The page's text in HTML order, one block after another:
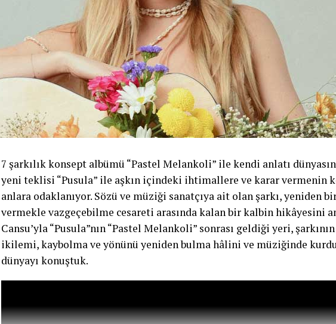
7 şarkılık konsept albümü “Pastel Melankoli” ile kendi anlatı
yeni teklisi “Pusula” ile aşkın içindeki ihtimallere ve karar vermenin
anlara odaklanıyor. Sözü ve müziği sanatçıya ait olan şarkı, yeniden
vermekle vazgeçebilme cesareti arasında kalan bir kalbin hikâyesini
Cansu’yla “Pusula”nın “Pastel Melankoli” sonrası geldiği yeri,
ikilemi, kaybolma ve yönünü yeniden bulma hâlini ve müziğinde
dünyayı konuştuk.